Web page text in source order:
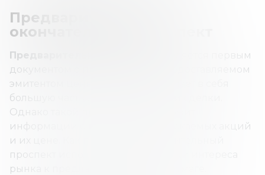
Предварительный и
окончательный проспект
Предварительный
является первым
документом о предложении, предоставляемом
эмитентом ценных бумаг и включает в себя
большую часть деталей бизнеса и сделки.
Однако такой проспект не содержит
информации о количестве выпускаемых акций
и их цене. Как правило, предварительный
проспект используется для оценки интереса
рынка к предлагаемой ценной бумаге.